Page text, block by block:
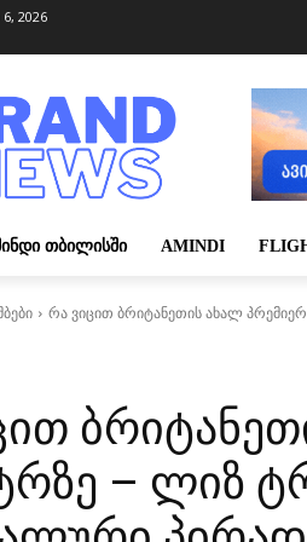
2026
ᲗᲑᲘᲚᲘᲡᲨᲘ AMINDI
რა ვიცით ბრიტანეთის ახალ
– ლიზ